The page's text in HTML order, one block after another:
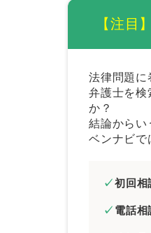
愛川町
専
来
依
まとめ
【注目
法律問題に
弁護士を検
か？
結論からい
ベンナビで
初回相
電話相